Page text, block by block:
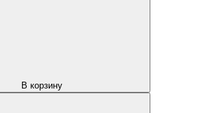
В корзину